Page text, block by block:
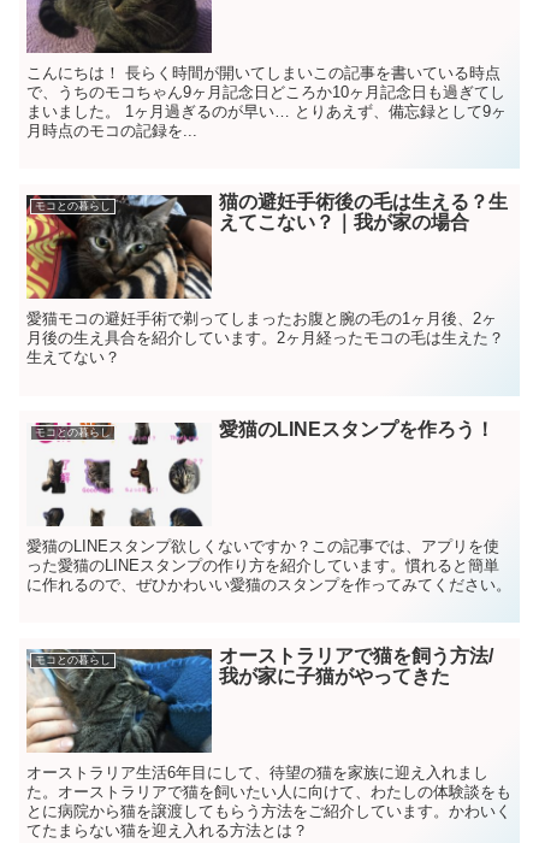
こんにちは！ 長らく時間が開いてしまいこの記事を書いている時点
で、うちのモコちゃん9ヶ月記念日どころか10ヶ月記念日も過ぎてし
まいました。 1ヶ月過ぎるのが早い… とりあえず、備忘録として9ヶ
月時点のモコの記録を...
モコとの暮らし
猫の避妊手術後の毛は生える？生
えてこない？｜我が家の場合
愛猫モコの避妊手術で剃ってしまったお腹と腕の毛の1ヶ月後、2ヶ
月後の生え具合を紹介しています。2ヶ月経ったモコの毛は生えた？
生えてない？
モコとの暮らし 愛猫のLINEスタンプを作ろう！
愛猫のLINEスタンプ欲しくないですか？この記事では、アプリを使
った愛猫のLINEスタンプの作り方を紹介しています。慣れると簡単
に作れるので、ぜひかわいい愛猫のスタンプを作ってみてください。
モコとの暮らし
オーストラリアで猫を飼う方法/
我が家に子猫がやってきた
オーストラリア生活6年目にして、待望の猫を家族に迎え入れまし
た。オーストラリアで猫を飼いたい人に向けて、わたしの体験談をも
とに病院から猫を譲渡してもらう方法をご紹介しています。かわいく
てたまらない猫を迎え入れる方法とは？